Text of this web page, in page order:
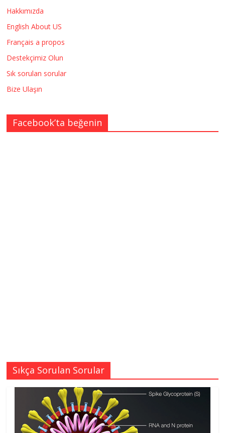
Hakkımızda
English About US
Français a propos
Destekçimiz Olun
Sık sorulan sorular
Bize Ulaşın
Facebook’ta beğenin
Sıkça Sorulan Sorular